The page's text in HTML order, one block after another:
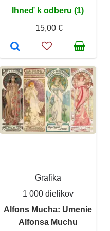
Ihneď k odberu (1)
15,00 €
Grafika
1 000 dielikov
Alfons Mucha: Umenie
Alfonsa Muchu